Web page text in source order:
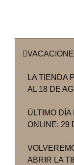
LA TIENDA
AL 18 DE
ÚLTIMO
ONLINE: 29
ABRIR LA